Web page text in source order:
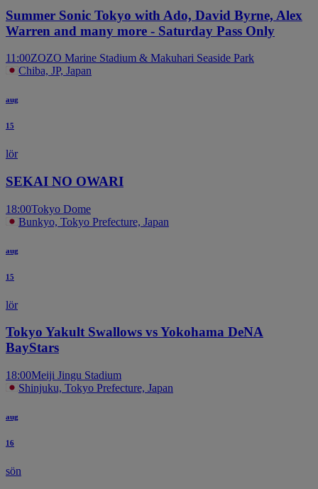
Summer Sonic Tokyo with Ado, David Byrne, Alex
Warren and many more - Saturday Pass Only
11:00ZOZO Marine Stadium & Makuhari Seaside Park
Chiba, JP, Japan
aug
15
lör
SEKAI NO OWARI
18:00Tokyo Dome
Bunkyo, Tokyo Prefecture, Japan
aug
15
lör
Tokyo Yakult Swallows vs Yokohama DeNA
BayStars
18:00Meiji Jingu Stadium
Shinjuku, Tokyo Prefecture, Japan
aug
16
sön